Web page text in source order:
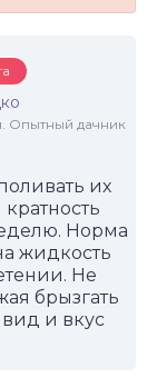
Опытный дачник
их
Норма
жидкость
Не
брызгать
и вкус